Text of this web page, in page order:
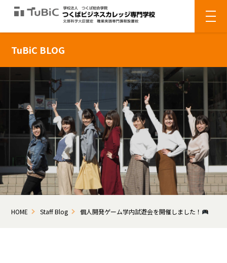
TuBiC BLOG
HOME Staff Blog 個人開発ゲーム学内試遊会を開催しました！